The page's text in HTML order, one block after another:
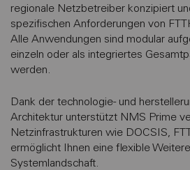
regionale Netzbetreiber konzipiert
spezifischen Anforderungen von
Alle Anwendungen sind modular
einzeln oder als integriertes
werden.
Dank der technologie- und
Architektur unterstützt NMS Prime
Netzinfrastrukturen wie DOCSIS,
ermöglicht Ihnen eine flexible
Systemlandschaft.